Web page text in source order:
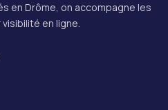
en Drôme, on accompagne les
en ligne.